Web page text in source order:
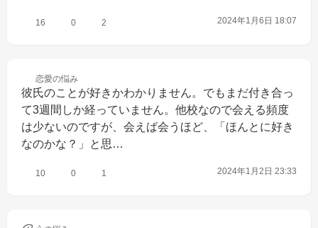
16 0 2 2024年1月6日 18:07
恋愛の悩み
彼氏のことが好きかわかりません。でもまだ付き合っ
て3週間しか経っていません。他校なので会える頻度
は少ないのですが、会えば会うほど、「ほんとに好き
なのかな？」と思…
10 0 1 2024年1月2日 23:33